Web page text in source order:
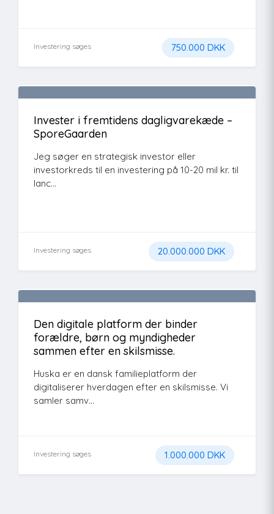
750.000 DKK
Investering søges
Invester i fremtidens dagligvarekæde –
SporeGaarden
Jeg søger en strategisk investor eller
investorkreds til en investering på 10-20 mil kr. til
lanc...
20.000.000 DKK
Investering søges
Den digitale platform der binder
forældre, børn og myndigheder
sammen efter en skilsmisse.
Huska er en dansk familieplatform der
digitaliserer hverdagen efter en skilsmisse. Vi
samler samv...
1.000.000 DKK
Investering søges